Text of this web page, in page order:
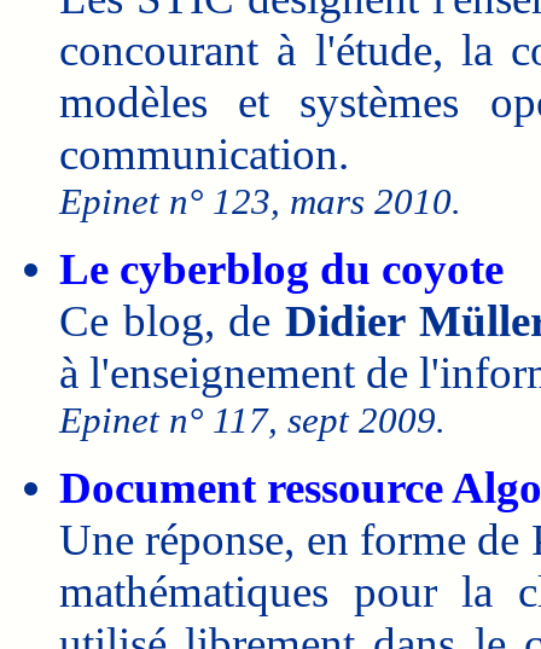
concourant à l'étude, la
modèles et systèmes
communication.
Epinet n° 123, mars 2010.
Le cyberblog du coyote
Ce blog, de Didier
à l'enseignement de
Epinet n° 117, sept 2009.
Document ressource
Une réponse, en forme
mathématiques pour la